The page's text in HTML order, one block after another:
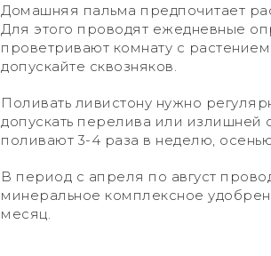
Домашняя пальма предпочитает
Для этого проводят ежедневные
проветривают комнату с
допускайте сквозняков.
Поливать ливистону нужно
допускать перелива или излишней
поливают 3-4 раза в неделю,
В период с апреля по август
минеральное комплексное
месяц.